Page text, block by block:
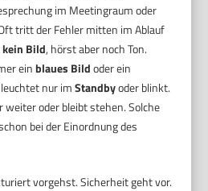
im Meetingraum oder
tritt der Fehler mitten im Ablauf
kein Bild, hörst aber noch Ton.
einblaues Bildoder ein
leuchtet nur imStandbyoder blinkt.
oder bleibt stehen. Solche
bei der Einordnung des
vorgehst. Sicherheit geht vor.